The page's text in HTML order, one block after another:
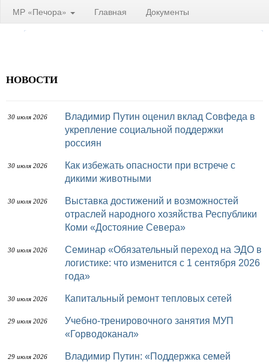
МР «Печора» Главная Документы
НОВОСТИ
30 июля 2026
Владимир Путин оценил вклад Совфеда в
укрепление социальной поддержки
россиян
30 июля 2026
Как избежать опасности при встрече с
дикими животными
30 июля 2026
Выставка достижений и возможностей
отраслей народного хозяйства Республики
Коми «Достояние Севера»
30 июля 2026
Семинар «Обязательный переход на ЭДО в
логистике: что изменится с 1 сентября 2026
года»
30 июля 2026 Капитальный ремонт тепловых сетей
29 июля 2026
Учебно-тренировочного занятия МУП
«Горводоканал»
29 июля 2026
Владимир Путин: «Поддержка семей